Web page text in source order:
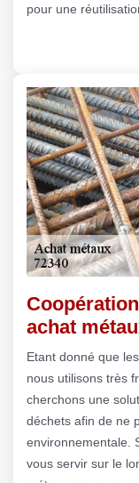
pour une
achat
Etant donné que
nous utilisons très
cherchons une
déchets afin de ne
environnementale.
vous servir sur le